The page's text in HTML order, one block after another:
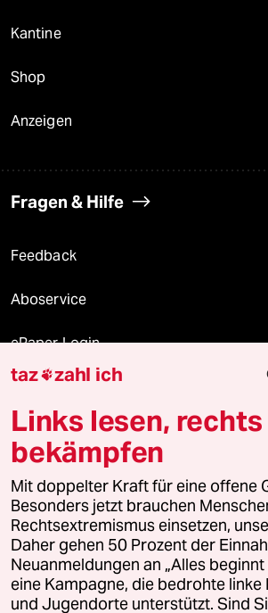
Kantine
Shop
Anzeigen
Fragen & Hilfe
Feedback
Aboservice
ePaper Login
Downloads für Abonnierende
© 2026 taz Verlags und Vertriebs GmbH
Alle Rechte vorbehalten. Bei rechtlichen Fragen
wenden Sie sich bitte an
lizenzen@taz.de
Feedback Redaktionsstatut
Leitlinie Informant Datenschutz
taz zahl ich
Links lesen, rechts
bekämpfen
Mit doppelter Kraft für eine offene
Besonders jetzt brauchen
Rechtsextremismus einsetzen,
Daher gehen 50 Prozent der
Neuanmeldungen an „Alles
eine Kampagne, die bedrohte linke
und Jugendorte unterstützt. Sind